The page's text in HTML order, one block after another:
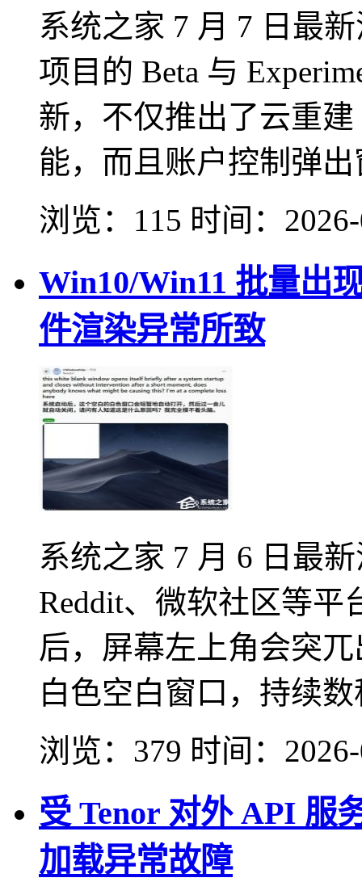
系统之家 7 月 7 日最
项目的 Beta 与
新，不仅推出了云重建
能，而且账户控制弹
浏览：115 时间：
Win10/Win11 批量出
件渲染异常所致
系统之家 7 月 6 日最
Reddit、微软社区等
后，屏幕左上角会突
白色空白窗口，持续
浏览：379 时间：
受 Tenor 对外 API 服
加载异常故障